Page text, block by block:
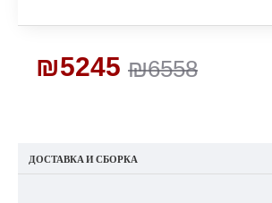
₪6558
₪5245
ДОСТАВКА И СБОРКА